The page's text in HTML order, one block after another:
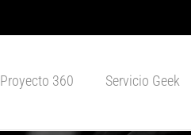
Proyecto 360 Servicio Geek